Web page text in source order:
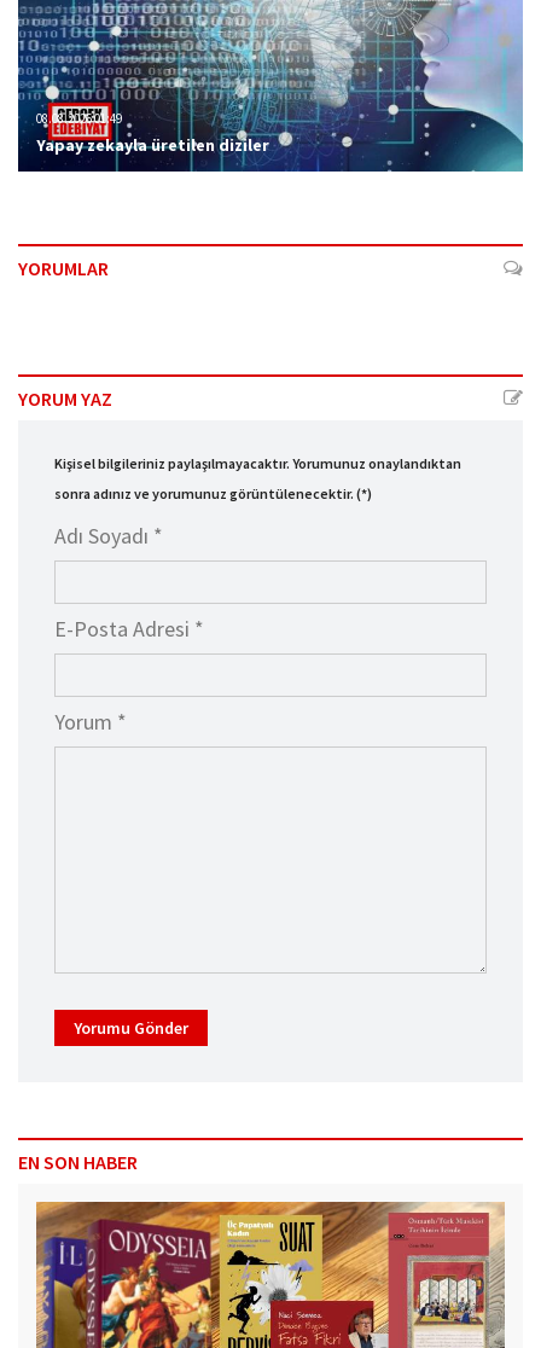
08.08.2026 01:49
Yapay zekayla üretilen diziler
YORUMLAR
YORUM YAZ
Kişisel bilgileriniz paylaşılmayacaktır. Yorumunuz onaylandıktan
sonra adınız ve yorumunuz görüntülenecektir. (*)
Adı Soyadı *
E-Posta Adresi *
Yorum *
Yorumu Gönder
EN SON HABER